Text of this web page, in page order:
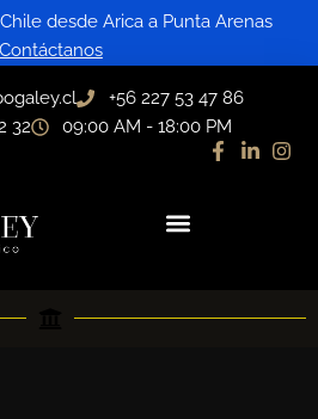
desde Arica a Punta Arenas
Contáctanos
+56 227 53 47 86
32
09:00 AM - 18:00 PM